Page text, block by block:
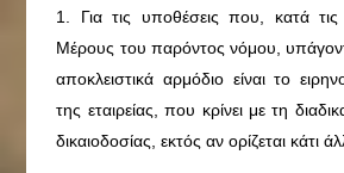
1. Για τις υποθέσεις που, κατά τις
Μέρους του παρόντος νόμου,
αποκλειστικά αρμόδιο είναι το
της εταιρείας, που κρίνει με τη
δικαιοδοσίας, εκτός αν ορίζεται κάτι